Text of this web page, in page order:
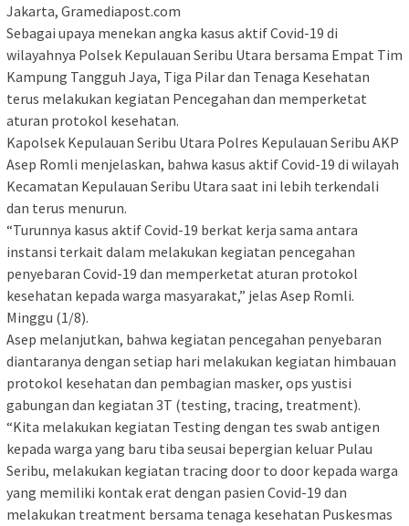
Jakarta, Gramediapost.com
Sebagai upaya menekan angka kasus aktif Covid-19 di
wilayahnya Polsek Kepulauan Seribu Utara bersama Empat Tim
Kampung Tangguh Jaya, Tiga Pilar dan Tenaga Kesehatan
terus melakukan kegiatan Pencegahan dan memperketat
aturan protokol kesehatan.
Kapolsek Kepulauan Seribu Utara Polres Kepulauan Seribu AKP
Asep Romli menjelaskan, bahwa kasus aktif Covid-19 di wilayah
Kecamatan Kepulauan Seribu Utara saat ini lebih terkendali
dan terus menurun.
“Turunnya kasus aktif Covid-19 berkat kerja sama antara
instansi terkait dalam melakukan kegiatan pencegahan
penyebaran Covid-19 dan memperketat aturan protokol
kesehatan kepada warga masyarakat,” jelas Asep Romli.
Minggu (1/8).
Asep melanjutkan, bahwa kegiatan pencegahan penyebaran
diantaranya dengan setiap hari melakukan kegiatan himbauan
protokol kesehatan dan pembagian masker, ops yustisi
gabungan dan kegiatan 3T (testing, tracing, treatment).
“Kita melakukan kegiatan Testing dengan tes swab antigen
kepada warga yang baru tiba seusai bepergian keluar Pulau
Seribu, melakukan kegiatan tracing door to door kepada warga
yang memiliki kontak erat dengan pasien Covid-19 dan
melakukan treatment bersama tenaga kesehatan Puskesmas